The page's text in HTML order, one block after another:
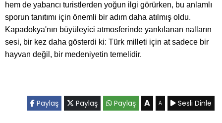
hem de yabancı turistlerden yoğun ilgi görürken, bu anlamlı
sporun tanıtımı için önemli bir adım daha atılmış oldu.
Kapadokya'nın büyüleyici atmosferinde yankılanan nalların
sesi, bir kez daha gösterdi ki: Türk milleti için at sadece bir
hayvan değil, bir medeniyetin temelidir.
Paylaş Paylaş Paylaş A A Sesli Dinle